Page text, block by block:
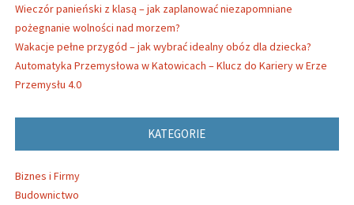
Wieczór panieński z klasą – jak zaplanować niezapomniane
pożegnanie wolności nad morzem?
Wakacje pełne przygód – jak wybrać idealny obóz dla dziecka?
Automatyka Przemysłowa w Katowicach – Klucz do Kariery w Erze
Przemysłu 4.0
KATEGORIE
Biznes i Firmy
Budownictwo